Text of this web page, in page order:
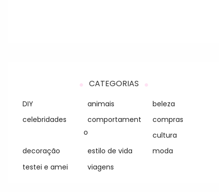
CATEGORIAS
DIY animais
beleza
celebridades
comportament
o
compras
cultura
decoração
estilo de vida
moda
testei e amei
viagens